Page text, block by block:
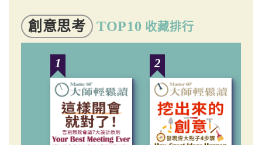
創意思考 TOP10 收藏排行
1 2